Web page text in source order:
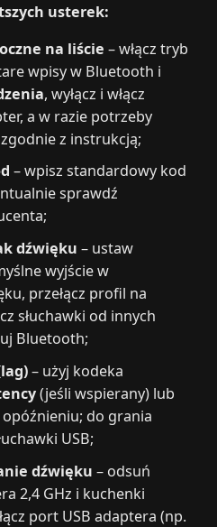
usterek:
na liście – włącz tryb
wpisy w Bluetooth i
, wyłącz i włącz
a w razie potrzeby
z instrukcją;
– wpisz standardowy kod
sprawdź
dźwięku – ustaw
wyjście w
przełącz profil na
słuchawki od innych
Bluetooth;
– użyj kodeka
(jeśli wspierany) lub
do grania
USB;
dźwięku – odsuń
2,4 GHz i kuchenki
port USB adaptera (np.